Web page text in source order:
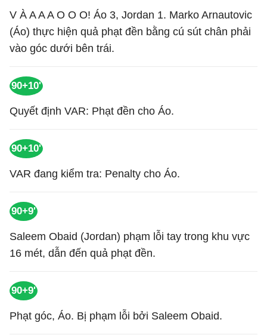
V À A A A O O O! Áo 3, Jordan 1. Marko Arnautovic
(Áo) thực hiện quả phạt đền bằng cú sút chân phải
vào góc dưới bên trái.
90+10'
Quyết định VAR: Phạt đền cho Áo.
90+10'
VAR đang kiểm tra: Penalty cho Áo.
90+9'
Saleem Obaid (Jordan) phạm lỗi tay trong khu vực
16 mét, dẫn đến quả phạt đền.
90+9'
Phạt góc, Áo. Bị phạm lỗi bởi Saleem Obaid.